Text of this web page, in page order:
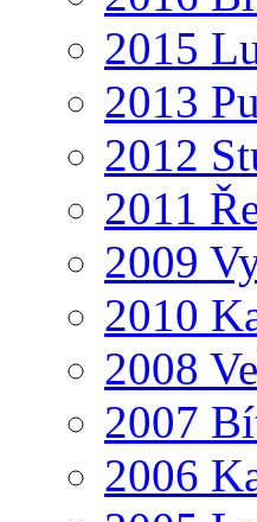
2015
2013
2012
2011
2009
2010
2008
2007
2006